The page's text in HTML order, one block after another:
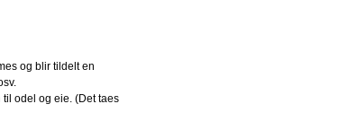
og blir tildelt en
odel og eie. (Det taes